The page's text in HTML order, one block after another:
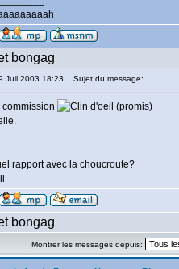
bongag
Juil 2003 18:23 Sujet du message:
(promis)
rapport avec la choucroute?
bongag
Montrer les messages depuis: